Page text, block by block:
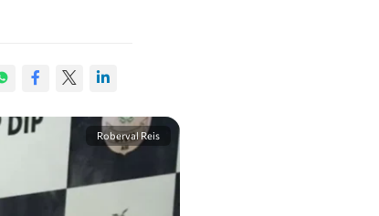
Roberval Reis